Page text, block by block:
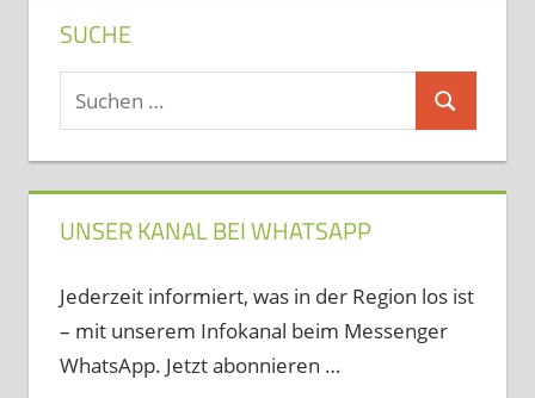
Beiträge
SUCHE
Suchen
nach:
Suchen
UNSER KANAL BEI WHATSAPP
Jederzeit informiert, was in der Region los ist
– mit unserem Infokanal beim Messenger
WhatsApp. Jetzt abonnieren …